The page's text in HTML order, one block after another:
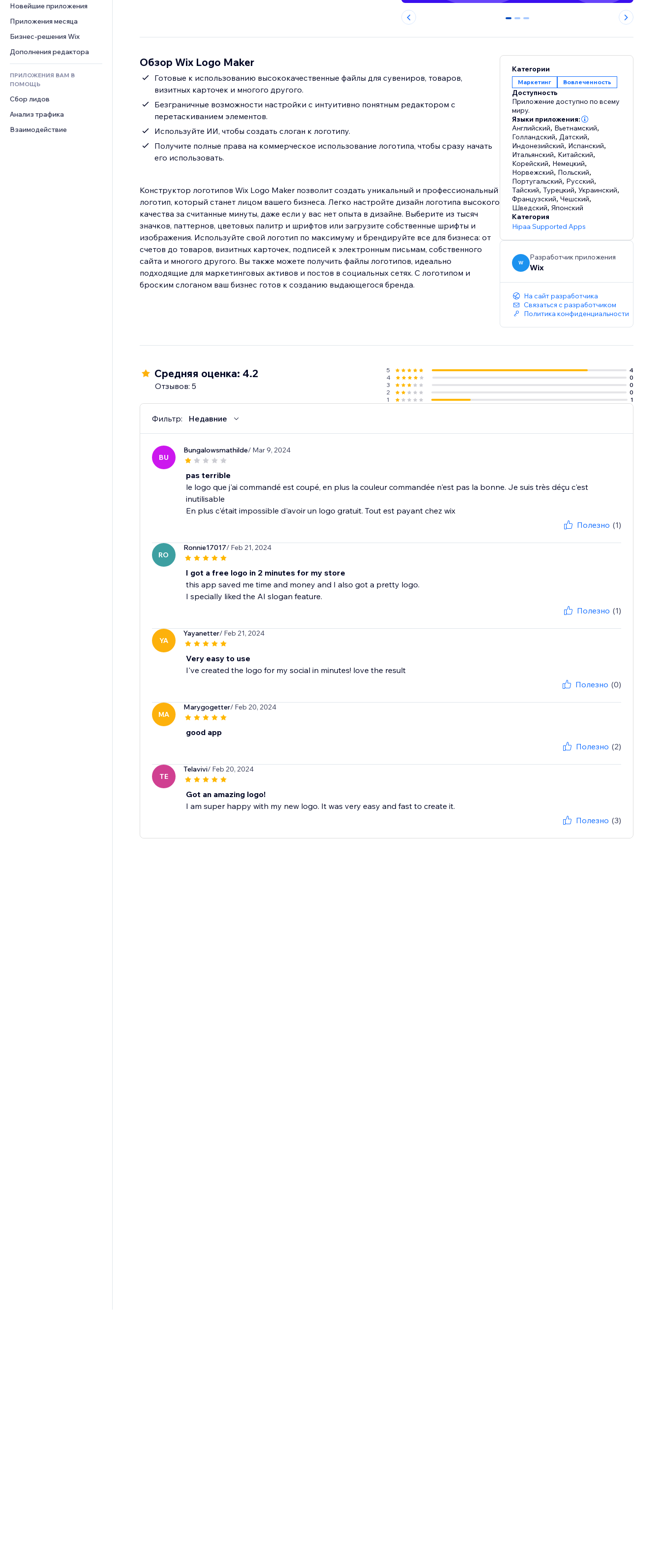
Складские услуги
Еда и напитки
PDF
Обмен файлами
Новости
Баннеры и значки
Калькуляторы
Погода
Графики и таблицы
Чат
Комментарии
Телефон
Сообщество
Отзывы и комментарии
Управление отношениями с
клиентом (CRM)
Новейшие приложения
Приложения месяца
Бизнес-решения Wix
Дополнения редактора
ПРИЛОЖЕНИЯ ВАМ В
ПОМОЩЬ
Сбор лидов
Анализ трафика
Взаимодействие
0 1 2
Обзор Wix Logo Maker
Готовые к использованию высококачественные файлы для сувениров, товаров,
визитных карточек и многого другого.
Безграничные возможности настройки с интуитивно понятным редактором с
перетаскиванием элементов.
Используйте ИИ, чтобы создать слоган к логотипу.
Получите полные права на коммерческое использование логотипа, чтобы сразу начать
его использовать.
Конструктор логотипов Wix Logo Maker позволит создать уникальный и профессиональный
логотип, который станет лицом вашего бизнеса. Легко настройте дизайн логотипа высокого
качества за считанные минуты, даже если у вас нет опыта в дизайне. Выберите из тысяч
значков, паттернов, цветовых палитр и шрифтов или загрузите собственные шрифты и
изображения. Используйте свой логотип по максимуму и брендируйте все для бизнеса: от
счетов до товаров, визитных карточек, подписей к электронным письмам, собственного
сайта и многого другого. Вы также можете получить файлы логотипов, идеально
подходящие для маркетинговых активов и постов в социальных сетях. С логотипом и
Категории
Маркетинг Вовлеченность
Доступность
Приложение доступно по всему
миру.
Языки приложения:
Английский, Вьетнамский,
Голландский, Датский,
Индонезийский, Испанский,
Итальянский, Китайский,
Корейский, Немецкий,
Норвежский, Польский,
Португальский, Русский,
Тайский,Турецкий,Украинский,
Французский,Чешский,
Шведский,Японский
Категория
Hipaa Supported Apps
W
Разработчик приложения
Wix
На сайт разработчика
Связаться с разработчиком
Политика конфиденциальности
Средняя оценка: 4.2
Отзывов: 5
5
4
4
0
3
0
2
0
1
1
Фильтр: Недавние
BU
Bungalowsmathilde/ Mar 9, 2024
pas terrible
le logo que j'ai commandé est coupé, en plus la couleur commandée n'est pas la bonne. Je suis très déçu c'est
inutilisable
En plus c'était impossible d'avoir un logo gratuit. Tout est payant chez wix
Полезно (1)
RO
Ronnie17017/ Feb 21, 2024
I got a free logo in 2 minutes for my store
this app saved me time and money and I also got a pretty logo.
I specially liked the AI slogan feature.
Полезно (1)
YA
Yayanetter/ Feb 21, 2024
Very easy to use
I've created the logo for my social in minutes! love the result
Полезно (0)
MA
Marygogetter/ Feb 20, 2024
good app
Полезно (2)
TE
Telavivi/ Feb 20, 2024
Got an amazing logo!
I am super happy with my new logo. It was very easy and fast to create it.
Полезно (3)